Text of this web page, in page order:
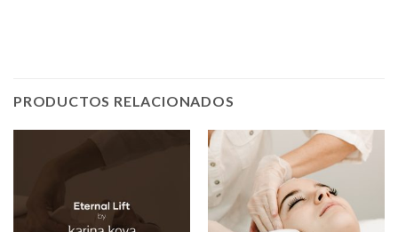
PRODUCTOS RELACIONADOS